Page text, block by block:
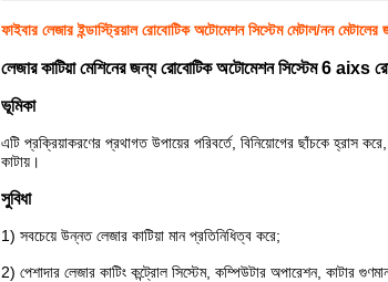
ফাইবার লেজার ইন্ডাস্ট্রিয়াল রোবোটিক অটোমেশন সিস্টেম মেটাল/নন
লেজার কাটিয়া মেশিনের জন্য রোবোটিক অটোমেশন সিস্টেম 6 aixs
ভূমিকা
এটি প্রক্রিয়াকরণের প্রথাগত উপায়ের পরিবর্তে, বিনিয়োগের ছাঁচকে হ্রাস
কাটায়।
সুবিধা
1) সবচেয়ে উন্নত লেজার কাটিয়া মান প্রতিনিধিত্ব করে;
2) পেশাদার লেজার কাটিং কন্ট্রোল সিস্টেম, কম্পিউটার অপারেশন, কাটার